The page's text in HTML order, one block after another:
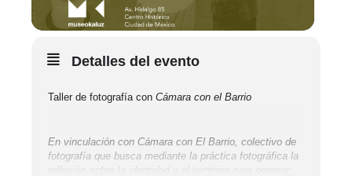
Detalles del evento
Taller de fotografía conCámara con el Barrio
En vinculación con Cámara con El Barrio, colectivo de
fotografía que busca mediante la práctica fotográfica la
reflexión sobre la identidad y el territorio para generar